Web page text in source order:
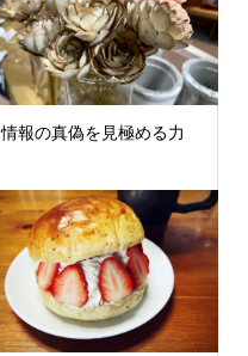
情報の真偽を見極める力